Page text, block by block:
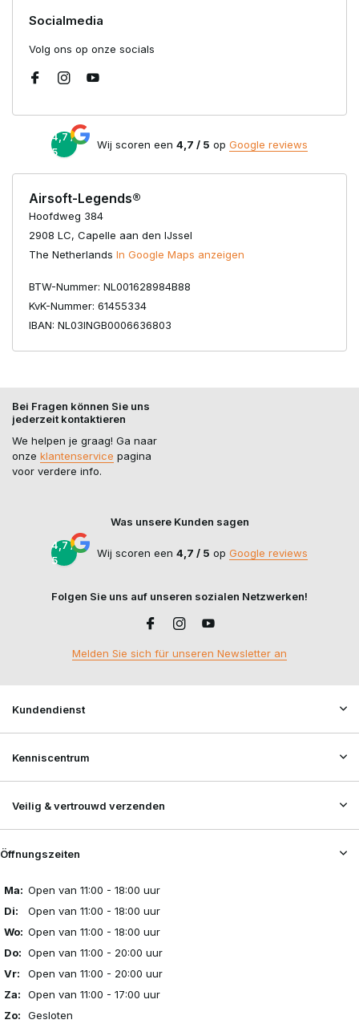
Socialmedia
Volg ons op onze socials
4,7 /
5
Wij scoren een 4,7 / 5 op Google reviews
Airsoft-Legends®
Hoofdweg 384
2908 LC, Capelle aan den IJssel
The Netherlands In Google Maps anzeigen
BTW-Nummer: NL001628984B88
KvK-Nummer: 61455334
IBAN: NL03INGB0006636803
Bei Fragen können Sie uns
jederzeit kontaktieren
We helpen je graag! Ga naar
onze klantenservice pagina
voor verdere info.
Was unsere Kunden sagen
4,7 /
5
Wij scoren een 4,7 / 5 op Google reviews
Folgen Sie uns auf unseren sozialen Netzwerken!
Melden Sie sich für unseren Newsletter an
Kundendienst
Kenniscentrum
Veilig & vertrouwd verzenden
Öffnungszeiten
Ma: Open van 11:00 - 18:00 uur
Di:
Open van 11:00 - 18:00 uur
Wo: Open van 11:00 - 18:00 uur
Do: Open van 11:00 - 20:00 uur
Vr:
Open van 11:00 - 20:00 uur
Za:
Open van 11:00 - 17:00 uur
Zo:
Gesloten